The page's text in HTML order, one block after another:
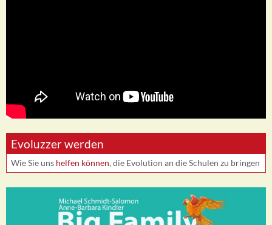
Evoluzzer werden
Wie Sie uns helfen können, die Evolution an die Schulen zu bringen